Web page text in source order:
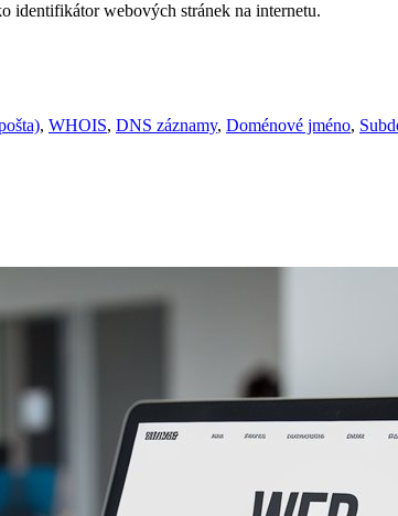
identifikátor webových stránek na internetu.
, WHOIS, DNS záznamy, Doménové jméno,